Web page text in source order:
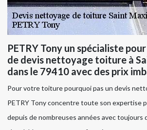
PETRY Tony un spécialiste
de devis nettoyage toiture à
dans le 79410 avec des prix
Pour votre toiture pourquoi pas un devis
PETRY Tony concentre toute son expertise
depuis de nombreuses années avec toujours